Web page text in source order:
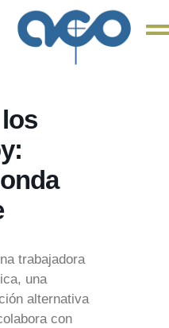
trabajadora
una
alternativa
con